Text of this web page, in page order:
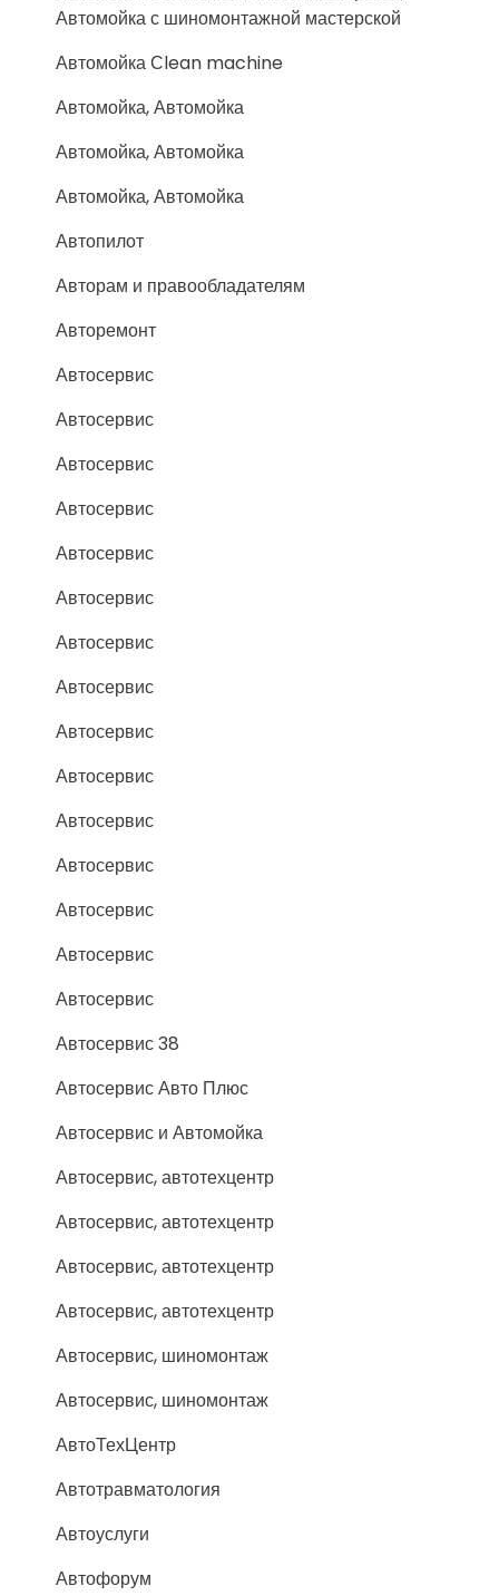
Автомойка с шиномонтажной мастерской
Автомойка Сlean machine
Автомойка, Автомойка
Автомойка, Автомойка
Автомойка, Автомойка
Автопилот
Авторам и правообладателям
Авторемонт
Автосервис
Автосервис
Автосервис
Автосервис
Автосервис
Автосервис
Автосервис
Автосервис
Автосервис
Автосервис
Автосервис
Автосервис
Автосервис
Автосервис
Автосервис
Автосервис 38
Автосервис Авто Плюс
Автосервис и Автомойка
Автосервис, автотехцентр
Автосервис, автотехцентр
Автосервис, автотехцентр
Автосервис, автотехцентр
Автосервис, шиномонтаж
Автосервис, шиномонтаж
АвтоТехЦентр
Автотравматология
Автоуслуги
Автофорум